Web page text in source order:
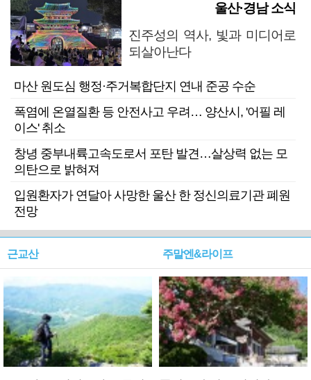
울산·경남 소식
진주성의 역사, 빛과 미디어로
되살아난다
마산 원도심 행정·주거복합단지 연내 준공 수순
폭염에 온열질환 등 안전사고 우려… 양산시, '어필 레
이스' 취소
창녕 중부내륙고속도로서 포탄 발견…살상력 없는 모
의탄으로 밝혀져
입원환자가 연달아 사망한 울산 한 정신의료기관 폐원
전망
근교산 주말엔&라이프